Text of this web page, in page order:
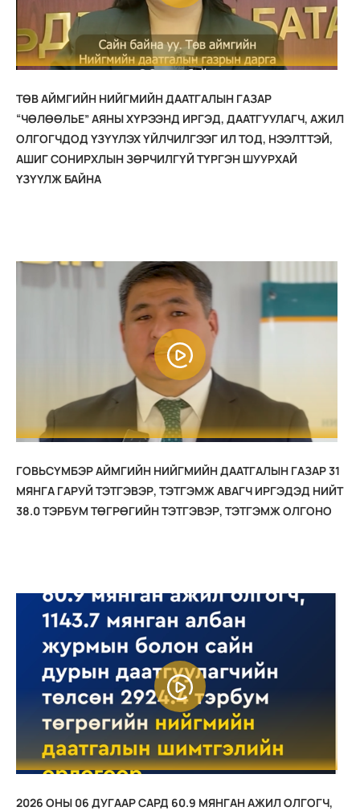
ТӨВ АЙМГИЙН НИЙГМИЙН ДААТГАЛЫН ГАЗАР
“ЧӨЛӨӨЛЬЕ” АЯНЫ ХҮРЭЭНД ИРГЭД, ДААТГУУЛАГЧ, АЖИЛ
ОЛГОГЧДОД ҮЗҮҮЛЭХ ҮЙЛЧИЛГЭЭГ ИЛ ТОД, НЭЭЛТТЭЙ,
АШИГ СОНИРХЛЫН ЗӨРЧИЛГҮЙ ТҮРГЭН ШУУРХАЙ
ҮЗҮҮЛЖ БАЙНА
ГОВЬСҮМБЭР АЙМГИЙН НИЙГМИЙН ДААТГАЛЫН ГАЗАР 31
МЯНГА ГАРУЙ ТЭТГЭВЭР, ТЭТГЭМЖ АВАГЧ ИРГЭДЭД НИЙТ
38.0 ТЭРБУМ ТӨГРӨГИЙН ТЭТГЭВЭР, ТЭТГЭМЖ ОЛГОНО
2026 ОНЫ 06 ДУГААР САРД 60.9 МЯНГАН АЖИЛ ОЛГОГЧ,